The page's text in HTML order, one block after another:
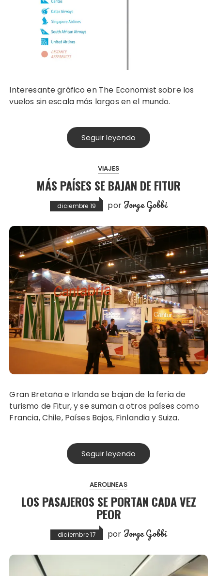
Interesante gráfico en The Economist sobre los
vuelos sin escala más largos en el mundo.
Seguir leyendo
VIAJES
MÁS PAÍSES SE BAJAN DE FITUR
diciembre 19 por Jorge Gobbi
Gran Bretaña e Irlanda se bajan de la feria de
turismo de Fitur, y se suman a otros países como
Francia, Chile, Países Bajos, Finlandia y Suiza.
Seguir leyendo
AEROLINEAS
LOS PASAJEROS SE PORTAN CADA VEZ
PEOR
diciembre 17 por Jorge Gobbi